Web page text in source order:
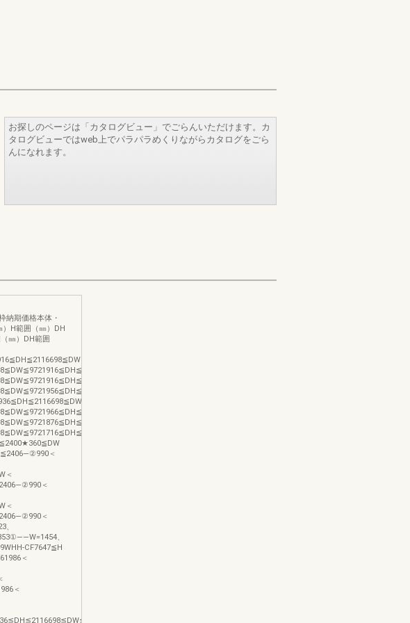
お探しのページは「カタログビュー」でごらんいただけます。カ
タログビューではweb上でパラパラめくりながらカタログをごら
んになれます。
納期価格本体・
H範囲（㎜）DH
㎜）DH範囲
＜
＜
＜
＜
＜
、
、
CF7647≦H
＜
＜